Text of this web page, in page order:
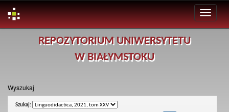
REPOZYTORIUM UNIWERSYTETU
W BIAŁYMSTOKU
Wyszukaj
Szukaj: